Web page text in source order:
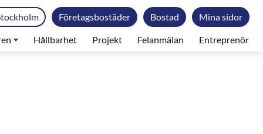
Hållbarhet Projekt Felanmälan Entreprenör
Mina sidor
Bostad
Företagsbostäder